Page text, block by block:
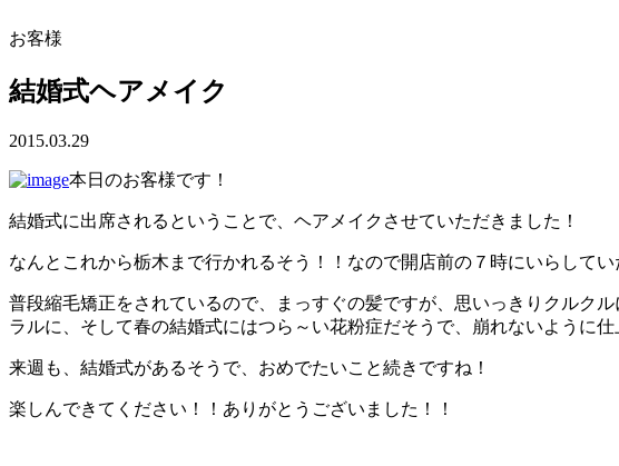
お客様
結婚式ヘアメイク
2015.03.29
本日のお客様です！
結婚式に出席されるということで、ヘアメイクさせていただきました！
なんとこれから栃木まで行かれるそう！！なので開店前の７時にいらして
普段縮毛矯正をされているので、まっすぐの髪ですが、思いっきりクルク
ラルに、そして春の結婚式にはつら～い花粉症だそうで、崩れないように仕
来週も、結婚式があるそうで、おめでたいこと続きですね！
楽しんできてください！！ありがとうございました！！